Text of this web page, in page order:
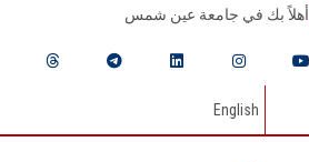
أهلاً بك في جامعة عين شمس
English